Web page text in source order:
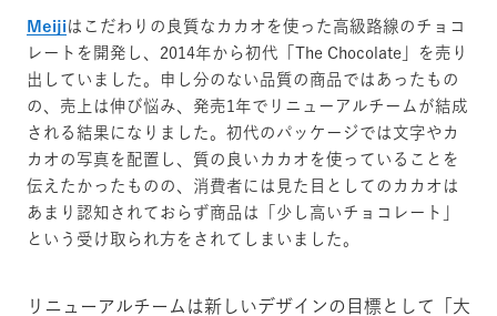
Meiji はこだわりの良質なカカオを使った高級路線のチョコ
レートを開発し、2014年から初代「The Chocolate」を売り
出していました。申し分のない品質の商品ではあったもの
の、売上は伸び悩み、発売1年でリニューアルチームが結成
される結果になりました。初代のパッケージでは文字やカ
カオの写真を配置し、質の良いカカオを使っていることを
伝えたかったものの、消費者には見た目としてのカカオは
あまり認知されておらず商品は「少し高いチョコレート」
という受け取られ方をされてしまいました。
リニューアルチームは新しいデザインの目標として「大